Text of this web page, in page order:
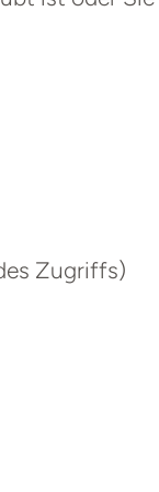
Zugriffs)